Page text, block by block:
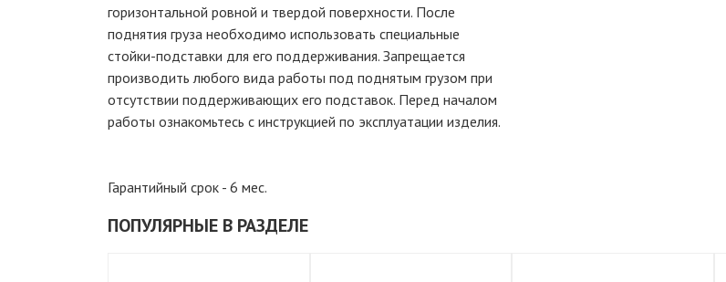
горизонтальной ровной и твердой поверхности. После
поднятия груза необходимо использовать специальные
стойки-подставки для его поддерживания. Запрещается
производить любого вида работы под поднятым грузом при
отсутствии поддерживающих его подставок. Перед началом
работы ознакомьтесь с инструкцией по эксплуатации изделия.
Гарантийный срок - 6 мес.
ПОПУЛЯРНЫЕ В РАЗДЕЛЕ